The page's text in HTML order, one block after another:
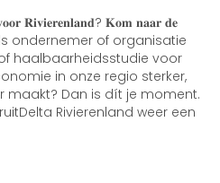
𝐑𝐢𝐯𝐢𝐞𝐫𝐞𝐧𝐥𝐚𝐧𝐝? 𝐊𝐨𝐦 𝐧𝐚𝐚𝐫 𝐝𝐞
ondernemer of organisatie
haalbaarheidsstudie voor
in onze regio sterker,
maakt? Dan is dít je moment.
Rivierenland weer een